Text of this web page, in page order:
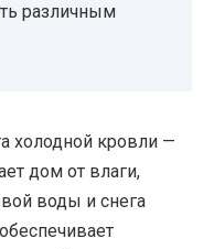
различным
холодной кровли —
дом от влаги,
воды и снега